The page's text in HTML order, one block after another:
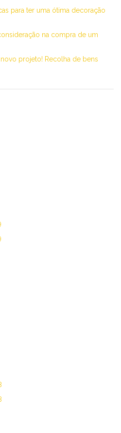
para ter uma ótima decoração
na compra de um
projeto! Recolha de bens